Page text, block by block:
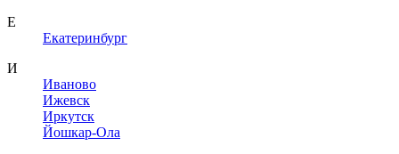
Е
Екатеринбург
И
Иваново
Ижевск
Иркутск
Йошкар-Ола